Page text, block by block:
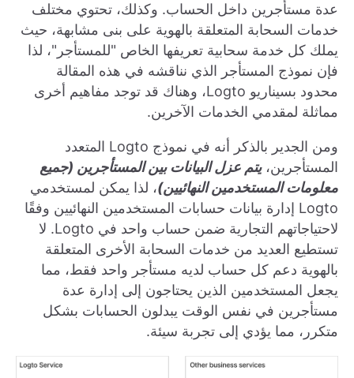
عدة مستأجرين داخل الحساب. وكذلك، تحتوي مختلف
خدمات السحابة المتعلقة بالهوية على بنى مشابهة، حيث
يملك كل خدمة سحابية تعريفها الخاص "للمستأجر"، لذا
فإن نموذج المستأجر الذي نناقشه في هذه المقالة
محدود بسيناريو Logto، وهناك قد توجد مفاهيم أخرى
مماثلة لمقدمي الخدمات الآخرين.
ومن الجدير بالذكر أنه في نموذج Logto المتعدد
المستأجرين،يتم عزل البيانات بين المستأجرين (جميع
معلومات المستخدمين النهائيين)، لذا يمكن لمستخدمي
Logto إدارة بيانات حسابات المستخدمين النهائيين وفقًا
لاحتياجاتهم التجارية ضمن حساب واحد في Logto. لا
تستطيع العديد من خدمات السحابة الأخرى المتعلقة
بالهوية دعم كل حساب لديه مستأجر واحد فقط، مما
يجعل المستخدمين الذين يحتاجون إلى إدارة عدة
مستأجرين في نفس الوقت يبدلون الحسابات بشكل
متكرر، مما يؤدي إلى تجربة سيئة.